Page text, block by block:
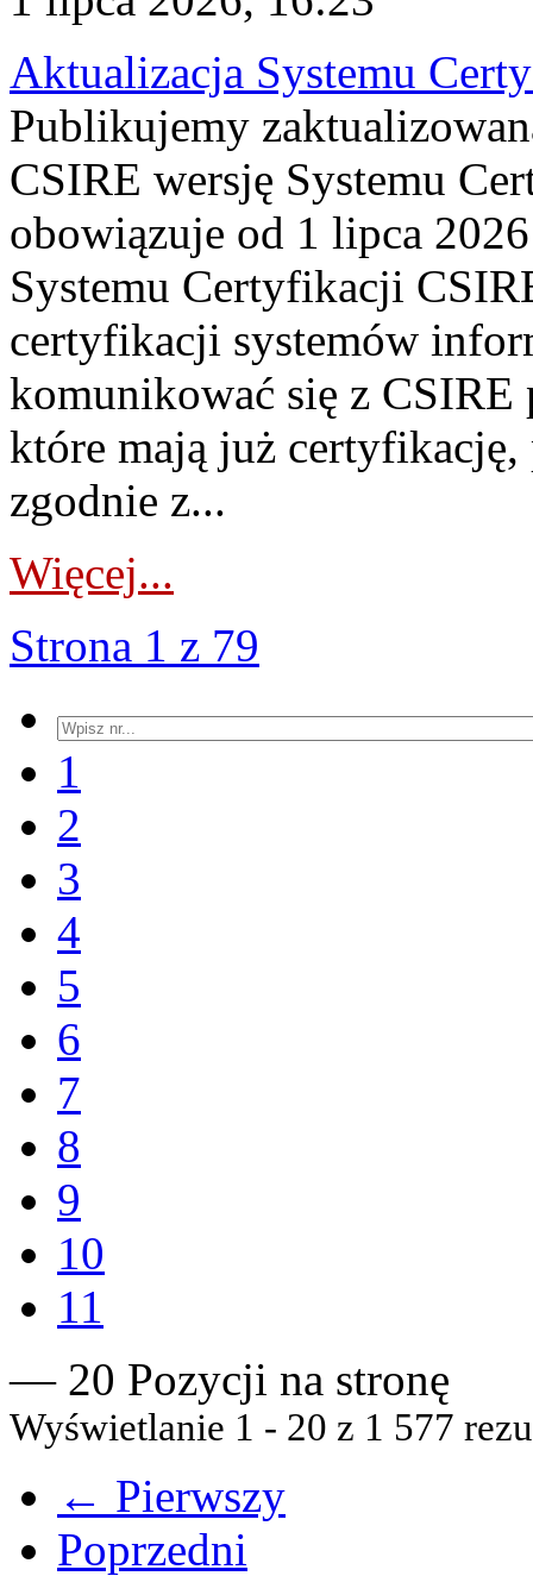
Aktualizacja Systemu
Publikujemy
CSIRE wersję Systemu
obowiązuje od 1 lipca
Systemu Certyfikacji
certyfikacji systemów
komunikować się z
które mają już
zgodnie z...
Więcej...
Strona 1 z 79
1
2
3
4
5
6
7
8
9
10
11
— 20 Pozycji na stronę
Wyświetlanie 1 - 20 z 1 577
← Pierwszy
Poprzedni